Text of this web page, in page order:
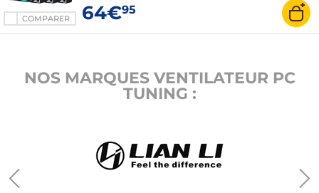
COMPARER 64€95
NOS MARQUES VENTILATEUR PC
TUNING :